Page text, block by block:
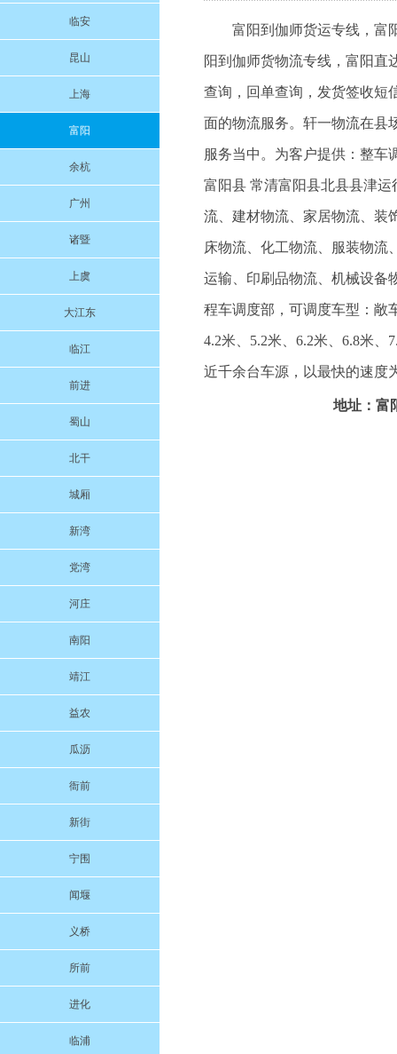
临安
昆山
上海
富阳
余杭
广州
诸暨
上虞
大江东
临江
前进
蜀山
北干
城厢
新湾
党湾
河庄
南阳
靖江
益农
瓜沥
衙前
新街
宁围
闻堰
义桥
所前
进化
临浦
富阳到伽师货运专线 ， 富
阳到伽师货物流专线 ，富阳
查询，回单查询，发货签收短
面的物流服务。轩一物流在县
服务当中。为客户提供：整车
富阳县 常清富阳县北县县津
流、建材物流、家居物流、装
床物流、化工物流、服装物流
运输、印刷品物流、机械设备
程车调度部，可调度车型：敞
4.2米、5.2米、6.2米、6.8米、
近千余台车源，以最快的速度
地址：富